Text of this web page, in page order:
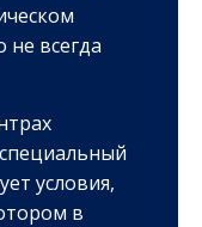
не всегда
условия,
в